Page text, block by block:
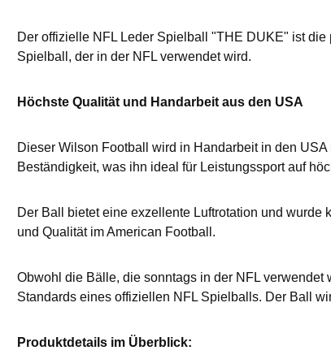
Der offizielle NFL Leder Spielball "THE DUKE" ist
Spielball, der in der NFL verwendet wird.
Höchste Qualität und Handarbeit aus den USA
Dieser Wilson Football wird in Handarbeit in den
Beständigkeit, was ihn ideal für Leistungssport auf
Der Ball bietet eine exzellente Luftrotation und
und Qualität im American Football.
Obwohl die Bälle, die sonntags in der NFL
Standards eines offiziellen NFL Spielballs. Der Ball
Produktdetails im Überblick: